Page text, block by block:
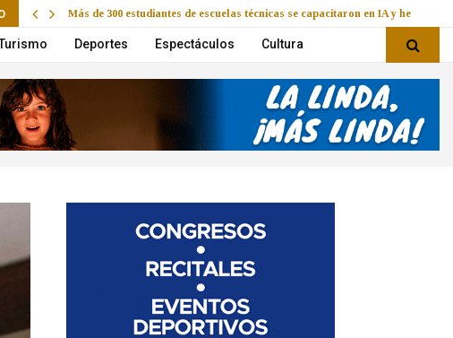
Más de 300 estudiantes de escuelas técnicas se capacitaron en IA y
Deportes Espectáculos Cultura